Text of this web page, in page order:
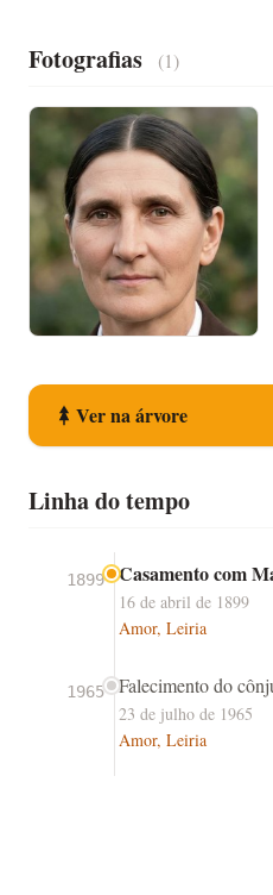
Fotografias (1)
Ver na árvore
Linha do tempo
1899 Casamento com
16 de abril de 1899
Amor, Leiria
1965 Falecimento do
23 de julho de 1965
Amor, Leiria